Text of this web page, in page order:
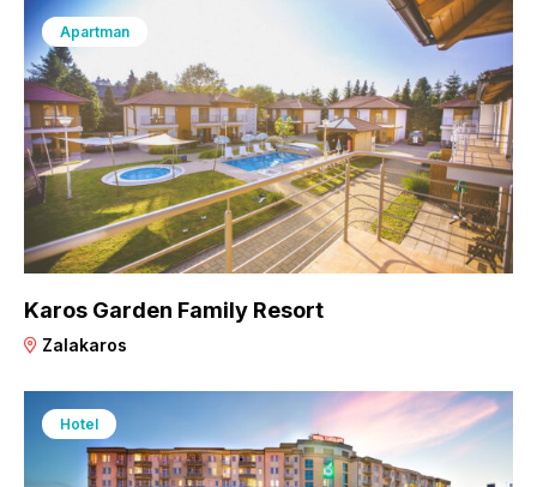
Apartman
Karos Garden Family Resort
Zalakaros
Hotel